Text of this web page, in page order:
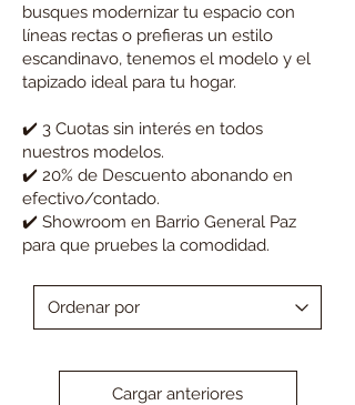
busques modernizar tu espacio con
líneas rectas o prefieras un estilo
escandinavo, tenemos el modelo y el
tapizado ideal para tu hogar.
✔️ 3 Cuotas sin interés en todos
nuestros modelos.
✔️ 20% de Descuento abonando en
efectivo/contado.
✔️ Showroom en Barrio General Paz
para que pruebes la comodidad.
Cargar anteriores